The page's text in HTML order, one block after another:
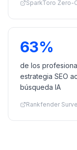
SparkToro Zero-
63%
de los
estrategia SEO
búsqueda IA
Rankfender